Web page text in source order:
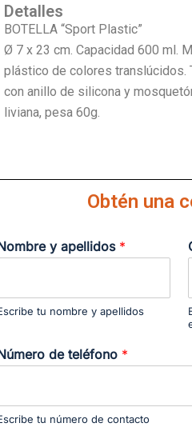
Detalles
BOTELLA “Sport Plastic”
Ø 7 x 23 cm. Capacidad 600 ml.
plástico de colores translúcidos.
con anillo de silicona y
liviana, pesa 60g.
Obtén una
y apellidos *
tu nombre y apellidos
de teléfono *
tu número de contacto